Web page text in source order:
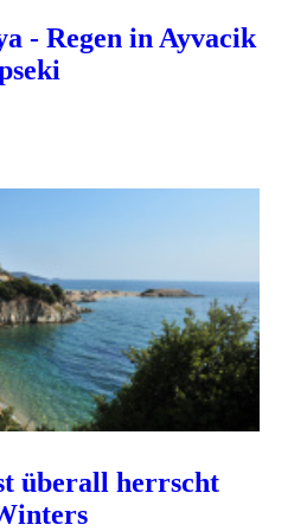
- Regen in Ayvacik
überall herrscht